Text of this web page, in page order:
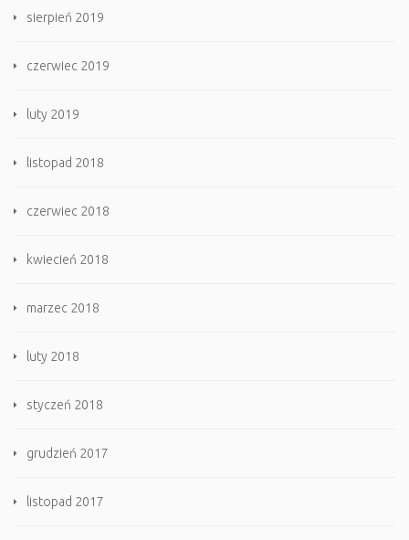
sierpień 2019
czerwiec 2019
luty 2019
listopad 2018
czerwiec 2018
kwiecień 2018
marzec 2018
luty 2018
styczeń 2018
grudzień 2017
listopad 2017